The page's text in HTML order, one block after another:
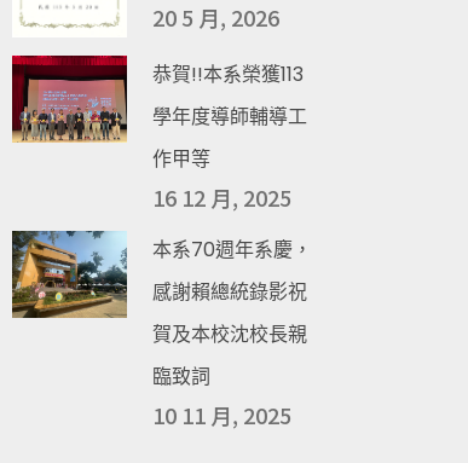
20 5 月, 2026
恭賀!!本系榮獲113
學年度導師輔導工
作甲等
16 12 月, 2025
本系70週年系慶，
感謝賴總統錄影祝
賀及本校沈校長親
臨致詞
10 11 月, 2025